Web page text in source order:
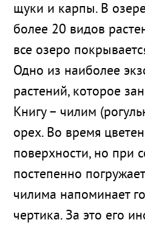
щуки и карпы. В
более 20 видов
все озеро
Одно из наиболее
растений, которое
Книгу – чилим
орех. Во время
поверхности, но при
постепенно
чилима напоминает
чертика. За это его